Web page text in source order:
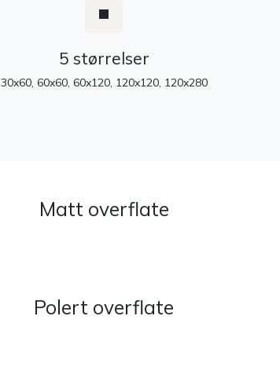
5 størrelser
30x60, 60x60, 60x120, 120x120, 120x280
Matt overflate
Polert overflate